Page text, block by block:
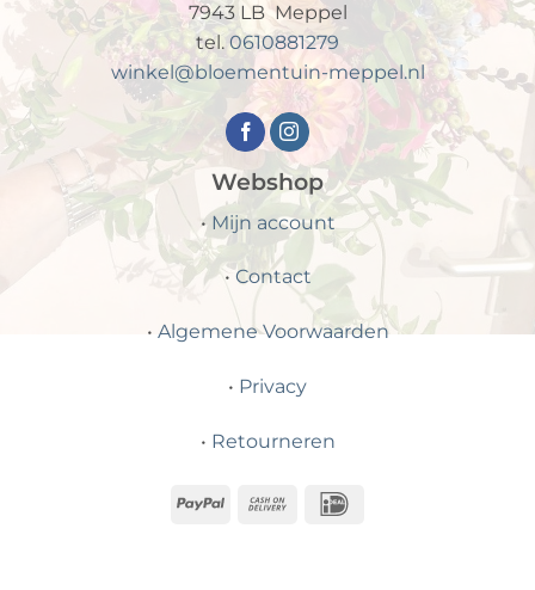
7943 LB Meppel
tel. 0610881279
winkel@bloementuin-meppel.nl
Webshop
• Mijn account
•Contact
• Algemene Voorwaarden
• Privacy
• Retourneren
PayPal
Cash